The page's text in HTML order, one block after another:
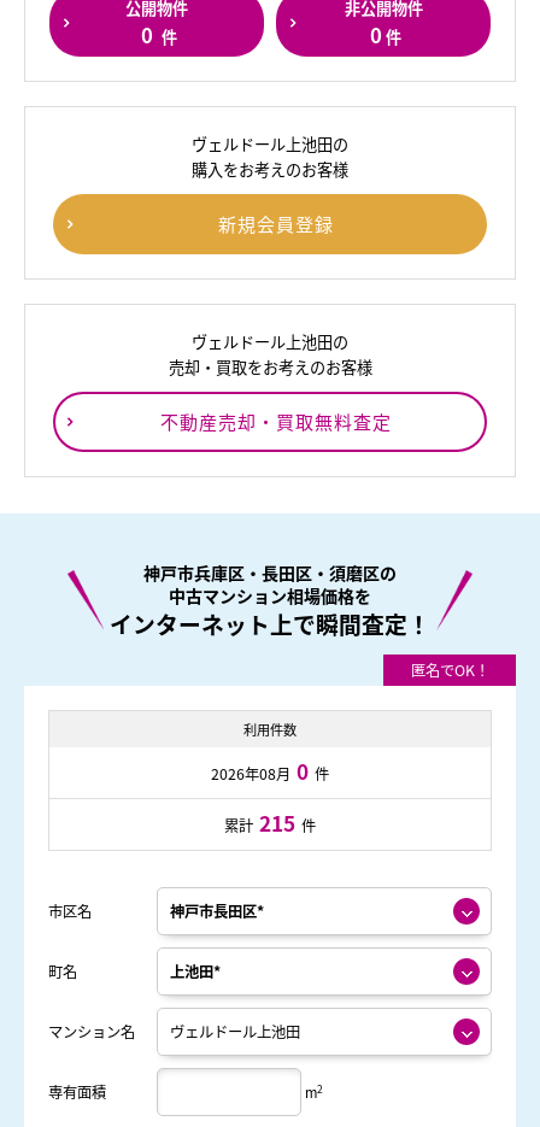
公開物件
0 件
非公開物件
0 件
ヴェルドール上池田の
購入をお考えのお客様
新規会員登録
ヴェルドール上池田の
売却・買取をお考えのお客様
不動産売却・買取無料査定
神戸市兵庫区・長田区・須磨区の
中古マンション相場価格を
インターネット上で瞬間査定！
利用件数
2026年08月 0 件
累計 215 件
市区名
町名
マンション名
専有面積 m2